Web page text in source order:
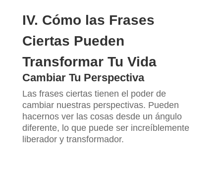
IV. Cómo las Frases
Ciertas Pueden
Transformar Tu Vida
Cambiar Tu Perspectiva
Las frases ciertas tienen el poder de
cambiar nuestras perspectivas. Pueden
hacernos ver las cosas desde un ángulo
diferente, lo que puede ser increíblemente
liberador y transformador.